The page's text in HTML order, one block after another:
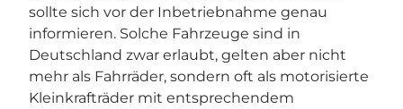
sollte sich vor der Inbetriebnahme genau
informieren. Solche Fahrzeuge sind in
Deutschland zwar erlaubt, gelten aber nicht
mehr als Fahrräder, sondern oft als motorisierte
Kleinkrafträder mit entsprechendem